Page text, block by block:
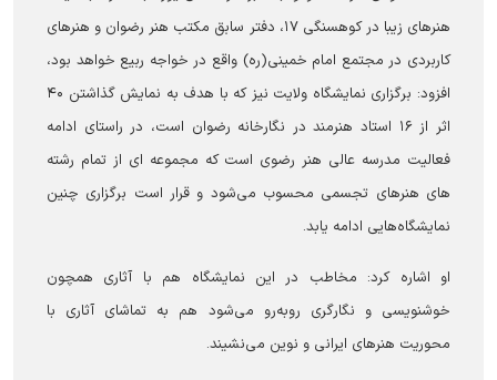
هنرهای زیبا در کوهسنگی ۱۷، دفتر سابق مکتب هنر رضوان و هنرهای
کاربردی در مجتمع امام خمینی(ره) واقع در خواجه ربیع خواهد بود،
افزود: برگزاری نمایشگاه ولایت نیز که با هدف به نمایش گذاشتن ۴۰
اثر از ۱۶ استاد هنرمند در نگارخانه رضوان است، در راستای ادامه
فعالیت مدرسه عالی هنر رضوی است که مجموعه ای از تمام رشته
های هنرهای تجسمی محسوب می‌شود و قرار است برگزاری چنین
نمایشگاه‌هایی ادامه یابد.
او اشاره کرد: مخاطب در این نمایشگاه هم با آثاری همچون
خوشنویسی و نگارگری رو‌به‌رو می‌شود هم به تماشای آثاری با
محوریت هنرهای ایرانی و نوین می‌نشیند.